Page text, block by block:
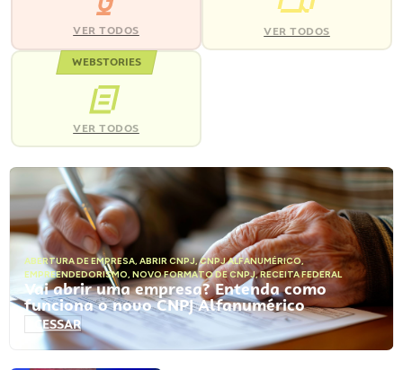
VER TODOS VER TODOS
WEBSTORIES
VER TODOS
ABERTURA DE EMPRESA, ABRIR CNPJ,CNPJ ALFANUMÉRICO,
EMPREENDEDORISMO, NOVO FORMATO DE CNPJ,RECEITA FEDERAL
Vai abrir uma empresa? Entenda como
funciona o novo CNPJ Alfanumérico
ACESSAR